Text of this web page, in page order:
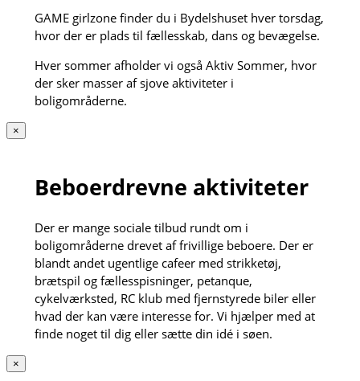
GAME girlzone finder du i Bydelshuset hver torsdag,
hvor der er plads til fællesskab, dans og bevægelse.
Hver sommer afholder vi også Aktiv Sommer, hvor
der sker masser af sjove aktiviteter i
boligområderne.
×
Beboerdrevne aktiviteter
Der er mange sociale tilbud rundt om i
boligområderne drevet af frivillige beboere. Der er
blandt andet ugentlige cafeer med strikketøj,
brætspil og fællesspisninger, petanque,
cykelværksted, RC klub med fjernstyrede biler eller
hvad der kan være interesse for. Vi hjælper med at
finde noget til dig eller sætte din idé i søen.
×